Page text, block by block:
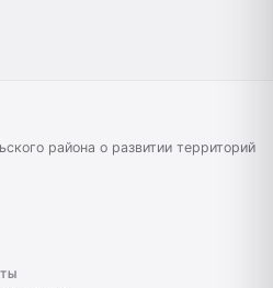
района о развитии территорий